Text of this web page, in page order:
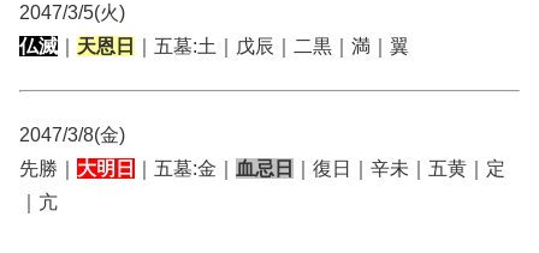
2047/3/5(火)
仏滅
天恩日 ｜五墓:土｜戊辰｜二黒｜満｜翼
2047/3/8(金)
先勝｜ 大明日 ｜五墓:金｜ 血忌日
｜復日｜辛未｜五黄｜定
｜亢